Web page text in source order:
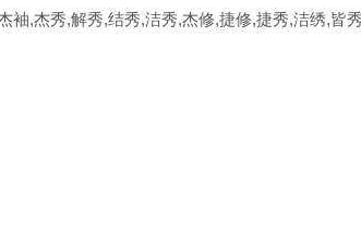
袖,杰秀,解秀,结秀,洁秀,杰修,捷修,捷秀,洁绣,皆